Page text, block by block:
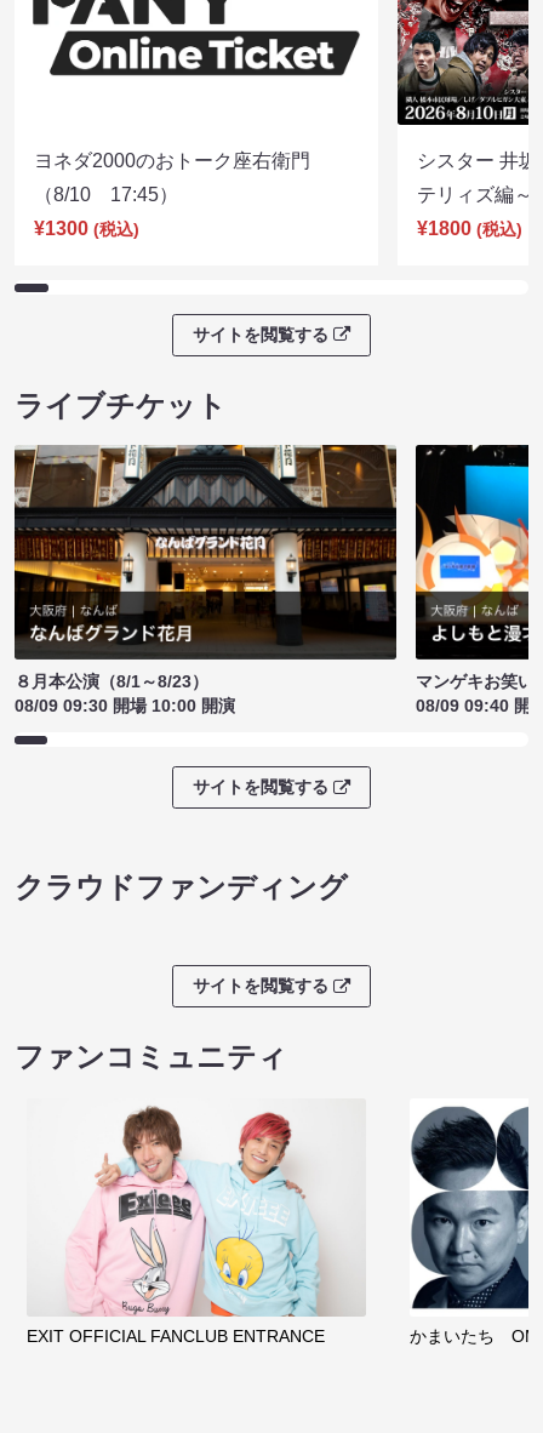
ヨネダ2000のおトーク座右衛門
（8/10 17:45）
¥1300 (税込)
シスター 井
テリィズ編
¥1800 (税込)
サイトを閲覧する
ライブチケット
８月本公演（8/1～8/23）
08/09 09:30 開場 10:00 開演
マンゲキお笑い
08/09 09:40 開
サイトを閲覧する
クラウドファンディング
サイトを閲覧する
ファンコミュニティ
EXIT OFFICIAL FANCLUB ENTRANCE かまいたち